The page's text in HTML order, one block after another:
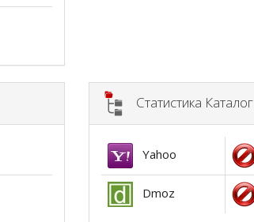
Статистика
Yahoo
Dmoz